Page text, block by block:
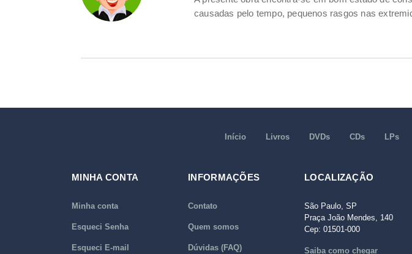
causadas pelo tempo, pequenos rasgos nas
Início Livros DVDs CDs LPs
MINHA CONTA
Minha conta
Esqueci Senha
Esqueci E-mail
INFORMAÇÕES
Contato
Quem somos
Dúvidas (FAQ)
LOCALIZAÇÃO
São Paulo, SP
Praça João Mendes, 140
Cep: 01501-000
Saiba como chegar